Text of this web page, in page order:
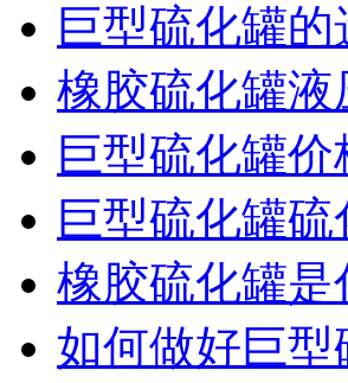
巨型硫化罐
橡胶硫化罐
巨型硫化罐
巨型硫化罐硫
橡胶硫化罐是
如何做好巨